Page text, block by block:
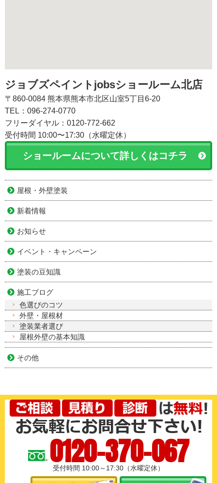
ジョブズペイントjobsショールーム北店
〒860-0084 熊本県熊本市北区山室5丁目6-20
TEL：096-274-0770
フリーダイヤル：0120-772-662
受付時間 10:00〜17:30（水曜定休）
ショールームについて詳しくはコチラ
屋根・外壁塗装
新着情報
お知らせ
イベント・キャンペーン
塗装の豆知識
施工ブログ
色選びのコツ
外壁・屋根材
塗装業者選び
屋根外壁の基本知識
その他
0120-370-067
受付時間 10:00～17:30（水曜定休）